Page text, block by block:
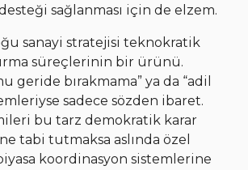
sağlanması için de elzem.
sanayi stratejisi teknokratik
süreçlerinin bir ürünü.
geride bırakmama” ya da “adil
sadece sözden ibaret.
bu tarz demokratik karar
tabi tutmaksa aslında özel
koordinasyon sistemlerine